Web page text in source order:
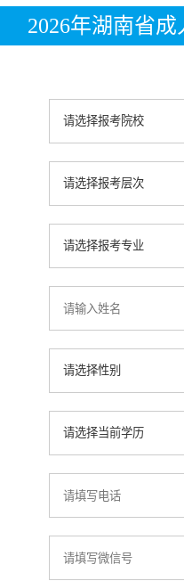
2026年湖南省